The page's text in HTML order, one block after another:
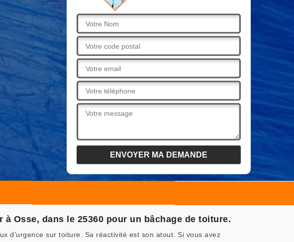
Osse, dans le 25360 pour un bâchage de toiture.
d’urgence sur toiture. Sa réactivité est son atout. Si vous avez